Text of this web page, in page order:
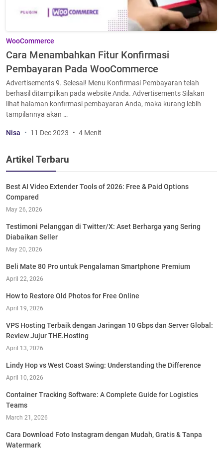
WooCommerce
Cara Menambahkan Fitur Konfirmasi
Pembayaran Pada WooCommerce
Advertisements 9. Selesai! Menu Konfirmasi Pembayaran telah
berhasil ditampilkan pada website Anda. Advertisements Silakan
lihat halaman konfirmasi pembayaran Anda, maka kurang lebih
tampilannya akan …
Nisa 11 Dec 2023 4 Menit
Artikel Terbaru
Best AI Video Extender Tools of 2026: Free & Paid Options
Compared
May 26, 2026
Testimoni Pelanggan di Twitter/X: Aset Berharga yang Sering
Diabaikan Seller
May 20, 2026
Beli Mate 80 Pro untuk Pengalaman Smartphone Premium
April 22, 2026
How to Restore Old Photos for Free Online
April 19, 2026
VPS Hosting Terbaik dengan Jaringan 10 Gbps dan Server Global:
Review Jujur THE.Hosting
April 13, 2026
Lindy Hop vs West Coast Swing: Understanding the Difference
April 10, 2026
Container Tracking Software: A Complete Guide for Logistics
Teams
March 21, 2026
Cara Download Foto Instagram dengan Mudah, Gratis & Tanpa
Watermark